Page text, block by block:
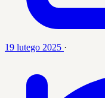
19 lutego 2025 ·